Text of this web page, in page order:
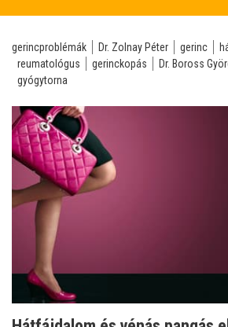
gerincproblémák Dr. Zolnay Péter gerinc
reumatológus
gerinckopás Dr. Boross
gyógytorna